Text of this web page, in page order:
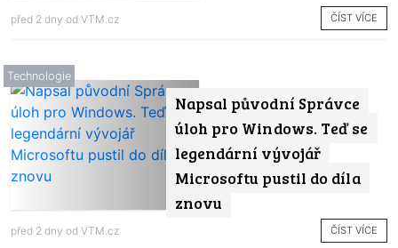
před 2 dny od VTM.cz ČÍST VÍCE
Napsal původní Správce
úloh pro Windows. Teď se
legendární vývojář
Microsoftu pustil do díla
znovu
Technologie
před 2 dny od VTM.cz ČÍST VÍCE